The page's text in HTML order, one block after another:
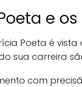
e
Poeta é
sua carreira
com